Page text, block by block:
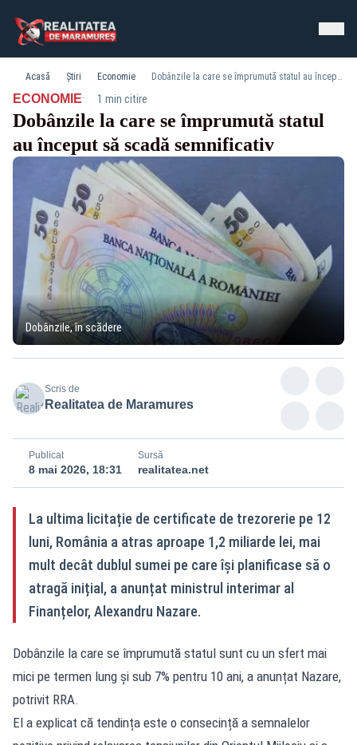
Acasă Știri Economie Dobânzile la care se împrumută statul au început să scadă semnificativ
ECONOMIE· 1 min citire
Dobânzile la care se împrumută statul
au început să scadă semnificativ
Dobânzile, în scădere
Scris de
Realitatea de Maramures
Publicat
8 mai 2026, 18:31
Sursă
realitatea.net
La ultima licitație de certificate de trezorerie pe 12
luni, România a atras aproape 1,2 miliarde lei, mai
mult decât dublul sumei pe care își planificase să o
atragă inițial, a anunțat ministrul interimar al
Finanțelor, Alexandru Nazare.
Dobânzile la care se împrumută statul sunt cu un sfert mai
mici pe termen lung și sub 7% pentru 10 ani, a anunțat Nazare,
potrivit RRA.
El a explicat că tendința este o consecință a semnalelor